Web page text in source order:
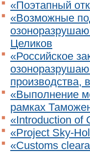
«Поэтапный
«Возможные
Целиков
«Российское
производства,
«Выполнение
рамках
«Introduction of
«Project Sky-
«Customs